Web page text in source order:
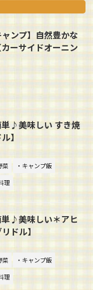
ャンプ】自然豊かな
ーサイドオーニン
単♪美味しい すき焼
】
菜
・キャンプ飯
理
単♪美味しい＊アヒ
ドル】
菜
・キャンプ飯
理